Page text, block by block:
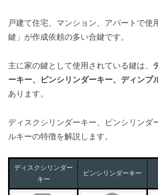
戸建て住宅、マンション、アパートで使
鍵」が作成依頼の多い合鍵です。
主に家の鍵として使用されている鍵は、
ーキー、ピンシリンダーキー、ディンプ
あります。
ディスクシリンダーキー、ピンシリンダ
ルキーの特徴を解説します。
ディスクシリンダー
キー
ピンシリンダーキー